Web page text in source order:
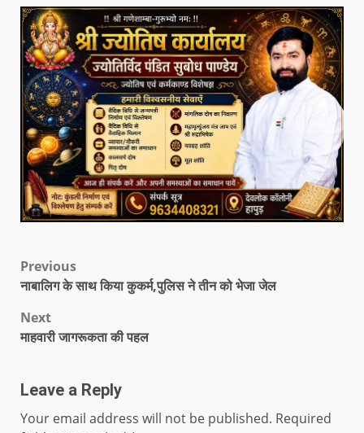
Previous
नाबालिग के साथ किया कुकर्म,पुलिस ने तीन को भेजा जेल
Next
माहवारी जागरूकता की पहल
Leave a Reply
Your email address will not be published. Required